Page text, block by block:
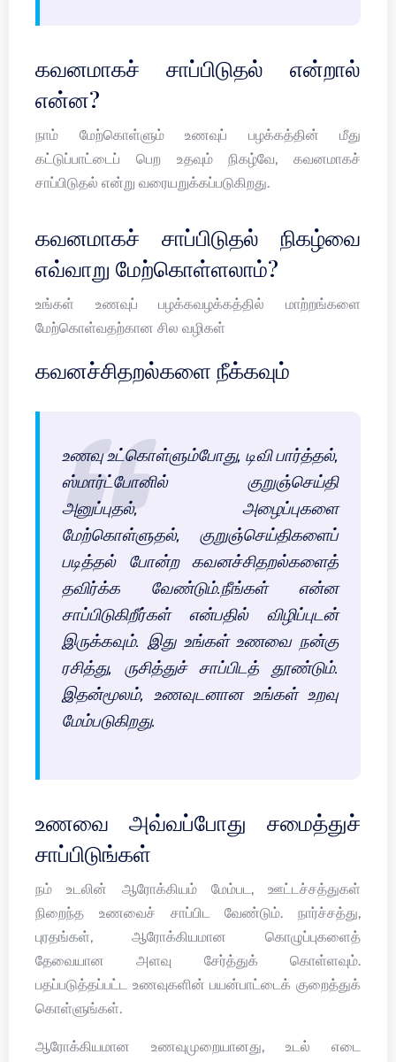
கவனமாகச் சாப்பிடுதல் என்றால்
என்ன?
நாம் மேற்கொள்ளும் உணவுப் பழக்கத்தின் மீது
கட்டுப்பாட்டைப் பெற உதவும் நிகழ்வே, கவனமாகச்
சாப்பிடுதல் என்று வரையறுக்கப்படுகிறது.
கவனமாகச் சாப்பிடுதல் நிகழ்வை
எவ்வாறு மேற்கொள்ளலாம்?
உங்கள் உணவுப் பழக்கவழக்கத்தில் மாற்றங்களை
மேற்கொள்வதற்கான சில வழிகள்
கவனச்சிதறல்களை நீக்கவும்
உணவு உட்கொள்ளும்போது, டிவி பார்த்தல்,
ஸ்மார்ட்போனில் குறுஞ்செய்தி
அனுப்புதல், அழைப்புகளை
மேற்கொள்ளுதல், குறுஞ்செய்திகளைப்
படித்தல் போன்ற கவனச்சிதறல்களைத்
தவிர்க்க வேண்டும்.நீங்கள் என்ன
சாப்பிடுகிறீர்கள் என்பதில் விழிப்புடன்
இருக்கவும். இது உங்கள் உணவை நன்கு
ரசித்து, ருசித்துச் சாப்பிடத் தூண்டும்.
இதன்மூலம், உணவுடனான உங்கள் உறவு
மேம்படுகிறது.
உணவை அவ்வப்போது சமைத்துச்
சாப்பிடுங்கள்
நம் உடலின் ஆரோக்கியம் மேம்பட, ஊட்டச்சத்துகள்
நிறைந்த உணவைச் சாப்பிட வேண்டும். நார்ச்சத்து,
புரதங்கள், ஆரோக்கியமான கொழுப்புகளைத்
தேவையான அளவு சேர்த்துக் கொள்ளவும்.
பதப்படுத்தப்பட்ட உணவுகளின் பயன்பாட்டைக் குறைத்துக்
கொள்ளுங்கள்.
ஆரோக்கியமான உணவுமுறையானது, உடல் எடை